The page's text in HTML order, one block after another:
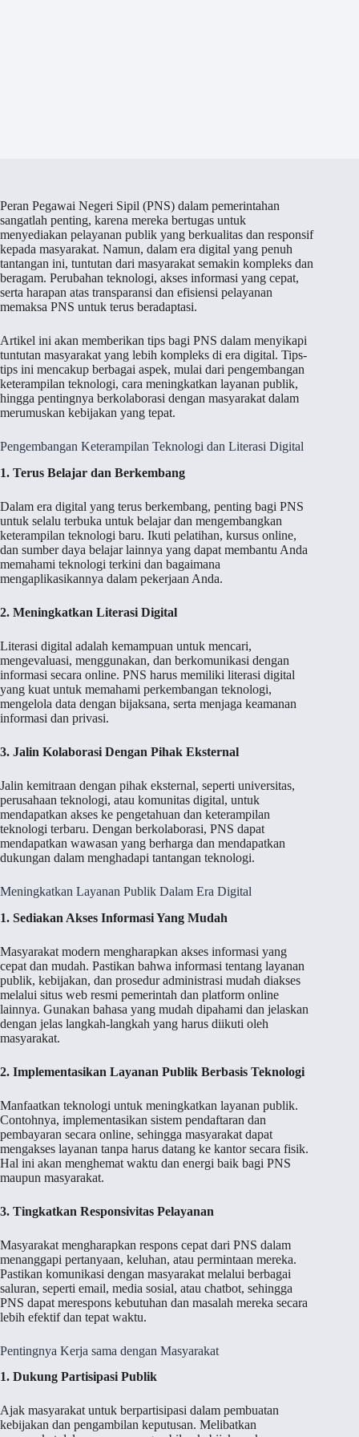
Peran Pegawai Negeri Sipil (PNS) dalam pemerintahan
sangatlah penting, karena mereka bertugas untuk
menyediakan pelayanan publik yang berkualitas dan responsif
kepada masyarakat. Namun, dalam era digital yang penuh
tantangan ini, tuntutan dari masyarakat semakin kompleks dan
beragam. Perubahan teknologi, akses informasi yang cepat,
serta harapan atas transparansi dan efisiensi pelayanan
memaksa PNS untuk terus beradaptasi.
Artikel ini akan memberikan tips bagi PNS dalam menyikapi
tuntutan masyarakat yang lebih kompleks di era digital. Tips-
tips ini mencakup berbagai aspek, mulai dari pengembangan
keterampilan teknologi, cara meningkatkan layanan publik,
hingga pentingnya berkolaborasi dengan masyarakat dalam
merumuskan kebijakan yang tepat.
Pengembangan Keterampilan Teknologi dan Literasi Digital
1. Terus Belajar dan Berkembang
Dalam era digital yang terus berkembang, penting bagi PNS
untuk selalu terbuka untuk belajar dan mengembangkan
keterampilan teknologi baru. Ikuti pelatihan, kursus online,
dan sumber daya belajar lainnya yang dapat membantu Anda
memahami teknologi terkini dan bagaimana
mengaplikasikannya dalam pekerjaan Anda.
2. Meningkatkan Literasi Digital
Literasi digital adalah kemampuan untuk mencari,
mengevaluasi, menggunakan, dan berkomunikasi dengan
informasi secara online. PNS harus memiliki literasi digital
yang kuat untuk memahami perkembangan teknologi,
mengelola data dengan bijaksana, serta menjaga keamanan
informasi dan privasi.
3. Jalin Kolaborasi Dengan Pihak Eksternal
Jalin kemitraan dengan pihak eksternal, seperti universitas,
perusahaan teknologi, atau komunitas digital, untuk
mendapatkan akses ke pengetahuan dan keterampilan
teknologi terbaru. Dengan berkolaborasi, PNS dapat
mendapatkan wawasan yang berharga dan mendapatkan
dukungan dalam menghadapi tantangan teknologi.
Meningkatkan Layanan Publik Dalam Era Digital
1. Sediakan Akses Informasi Yang Mudah
Masyarakat modern mengharapkan akses informasi yang
cepat dan mudah. Pastikan bahwa informasi tentang layanan
publik, kebijakan, dan prosedur administrasi mudah diakses
melalui situs web resmi pemerintah dan platform online
lainnya. Gunakan bahasa yang mudah dipahami dan jelaskan
dengan jelas langkah-langkah yang harus diikuti oleh
masyarakat.
2. Implementasikan Layanan Publik Berbasis Teknologi
Manfaatkan teknologi untuk meningkatkan layanan publik.
Contohnya, implementasikan sistem pendaftaran dan
pembayaran secara online, sehingga masyarakat dapat
mengakses layanan tanpa harus datang ke kantor secara fisik.
Hal ini akan menghemat waktu dan energi baik bagi PNS
maupun masyarakat.
3. Tingkatkan Responsivitas Pelayanan
Masyarakat mengharapkan respons cepat dari PNS dalam
menanggapi pertanyaan, keluhan, atau permintaan mereka.
Pastikan komunikasi dengan masyarakat melalui berbagai
saluran, seperti email, media sosial, atau chatbot, sehingga
PNS dapat merespons kebutuhan dan masalah mereka secara
lebih efektif dan tepat waktu.
Pentingnya Kerja sama dengan Masyarakat
1. Dukung Partisipasi Publik
Ajak masyarakat untuk berpartisipasi dalam pembuatan
kebijakan dan pengambilan keputusan. Melibatkan